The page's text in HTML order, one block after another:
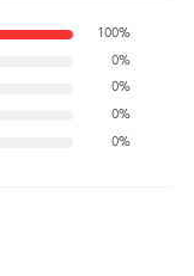
100%
0%
0%
0%
0%